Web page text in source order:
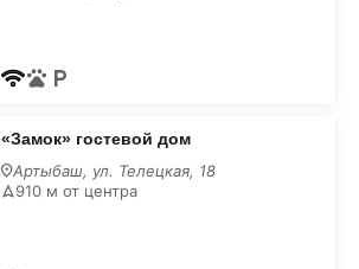
«Замок» гостевой дом
Артыбаш, ул. Телецкая, 18
910 м от центра